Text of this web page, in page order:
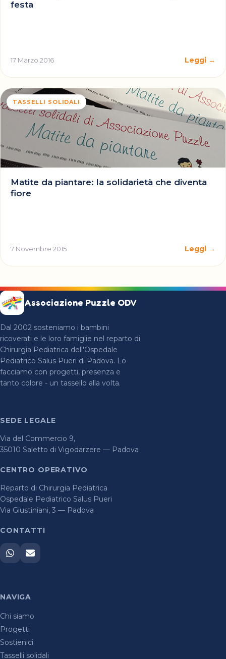
festa
17 Marzo 2016 Leggi →
TASSELLI SOLIDALI
Matite da piantare: la solidarietà che diventa
fiore
7 Novembre 2015 Leggi →
Associazione Puzzle ODV
Dal 2002 sosteniamo i bambini
ricoverati e le loro famiglie nel reparto di
Chirurgia Pediatrica dell'Ospedale
Pediatrico Salus Pueri di Padova. Lo
facciamo con progetti, presenza e
tanto colore - un tassello alla volta.
SEDE LEGALE
Via del Commercio 9,
35010 Saletto di Vigodarzere — Padova
CENTRO OPERATIVO
Reparto di Chirurgia Pediatrica
Ospedale Pediatrico Salus Pueri
Via Giustiniani, 3 — Padova
CONTATTI
NAVIGA
Chi siamo
Progetti
Sostienici
Tasselli solidali